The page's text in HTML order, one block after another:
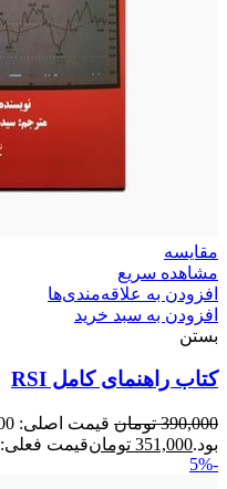
مقایسه
مشاهده سریع
افزودن به علاقه‌مندی‌ها
افزودن به سبد خرید
بستن
کتاب راهنمای کامل RSI
390,000 تومان
بود.351,000 تومانقیمت فعلی: 351,000 تومان.
-5%